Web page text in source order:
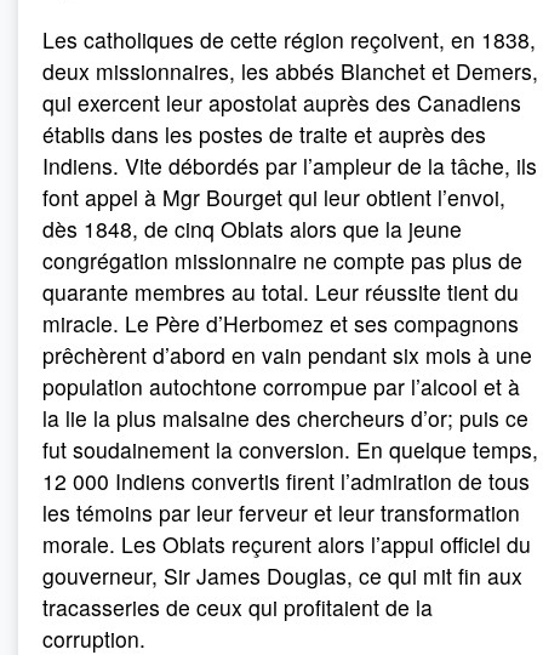
Les catholiques de cette région reçoivent, en 1838,
deux missionnaires, les abbés Blanchet et Demers,
qui exercent leur apostolat auprès des Canadiens
établis dans les postes de traite et auprès des
Indiens. Vite débordés par l’ampleur de la tâche, ils
font appel à Mgr Bourget qui leur obtient l’envoi,
dès 1848, de cinq Oblats alors que la jeune
congrégation missionnaire ne compte pas plus de
quarante membres au total. Leur réussite tient du
miracle. Le Père d’Herbomez et ses compagnons
prêchèrent d’abord en vain pendant six mois à une
population autochtone corrompue par l’alcool et à
la lie la plus malsaine des chercheurs d’or; puis ce
fut soudainement la conversion. En quelque temps,
12 000 Indiens convertis firent l’admiration de tous
les témoins par leur ferveur et leur transformation
morale. Les Oblats reçurent alors l’appui officiel du
gouverneur, Sir James Douglas, ce qui mit fin aux
tracasseries de ceux qui profitaient de la
corruption.